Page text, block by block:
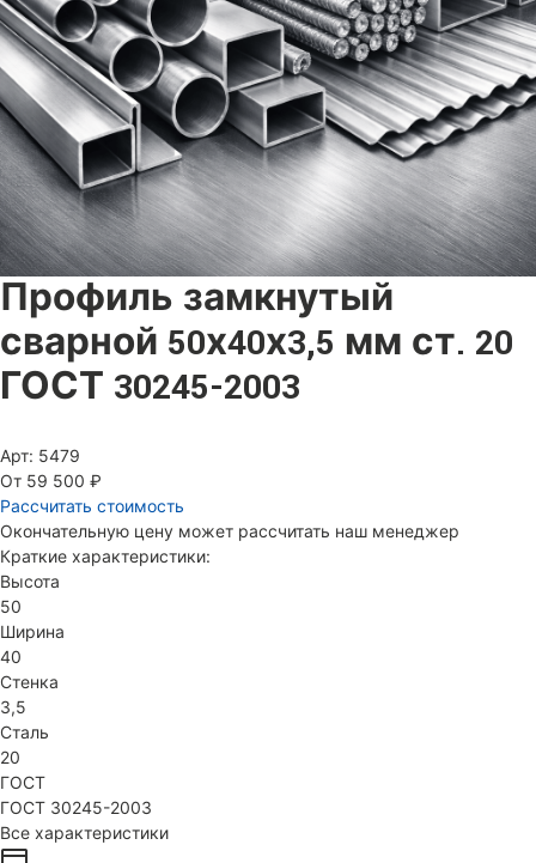
Профиль замкнутый
сварной 50х40х3,5 мм ст. 20
ГОСТ 30245-2003
Арт: 5479
От 59 500 ₽
Рассчитать стоимость
Окончательную цену может рассчитать наш менеджер
Краткие характеристики:
Высота
50
Ширина
40
Стенка
3,5
Сталь
20
ГОСТ
ГОСТ 30245-2003
Все характеристики